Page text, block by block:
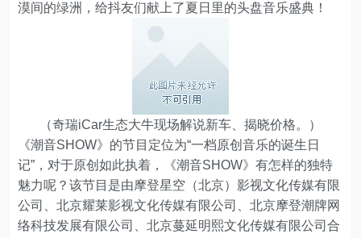
漠间的绿洲，给抖友们献上了夏日里的头盘音乐盛典！
（奇瑞iCar生态大牛现场解说新车、揭晓价格。）
《潮音SHOW》的节目定位为“一档原创音乐的诞生日
记”，对于原创如此执着，《潮音SHOW》有怎样的独特
魅力呢？该节目是由摩登星空（北京）影视文化传媒有限
公司、北京耀莱影视文化传媒有限公司、北京摩登潮牌网
络科技发展有限公司、北京蔓延明熙文化传媒有限公司合